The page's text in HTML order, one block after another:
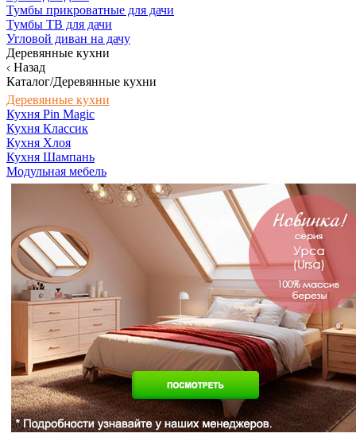
Тумбы прикроватные для дачи
Тумбы ТВ для дачи
Угловой диван на дачу
Деревянные кухни
Назад
Каталог/Деревянные кухни
Деревянные кухни
Кухня Pin Magic
Кухня Классик
Кухня Хлоя
Кухня Шампань
Модульная мебель